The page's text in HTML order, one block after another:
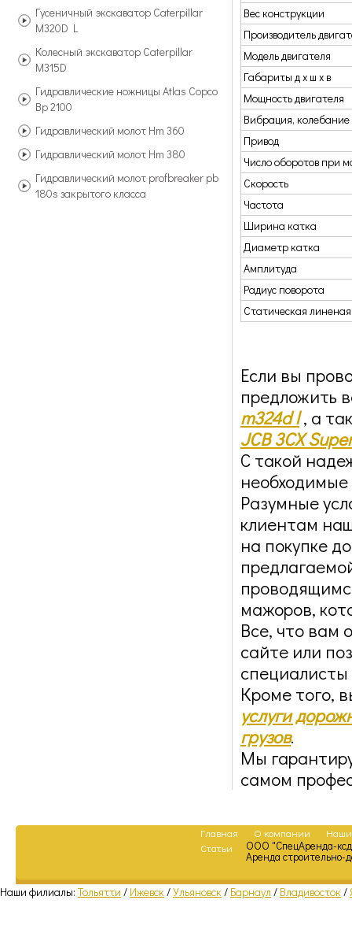
Гусеничный экскаватор Caterpillar
M320D L
Колесный экскаватор Caterpillar
M315D
Гидравлические ножницы Atlas Copco
Bp 2100
Гидравлический молот Hm 360
Гидравлический молот Hm 380
Гидравлический молот profbreaker pb
180s закрытого класса
Вес конструкции
Производитель
Модель двигателя
Габариты д х ш х в
Мощность двигателя
Вибрация, колебание
Привод
Число оборотов при
Скорость
Частота
Ширина катка
Диаметр катка
Амплитуда
Радиус поворота
Статическая
Если вы
предложить
m324d l, а
JCB 3CX
С такой
Разумные
клиентам
на покупке
мажоров,
Все, что вам
сайте или
специалисты
Кроме того,
услуги
грузов.
Мы
самом
Главная О компании
Статьи
ООО "СпецАренда-
Аренда строительно-
Наши филиалы: Тольятти / Ижевск/Ульяновск/ Барнаул / Владивосток/